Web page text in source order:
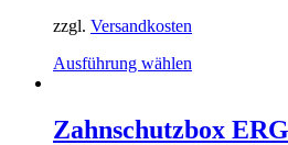
zzgl. Versandkosten
Ausführung wählen
Zahnschutzbox